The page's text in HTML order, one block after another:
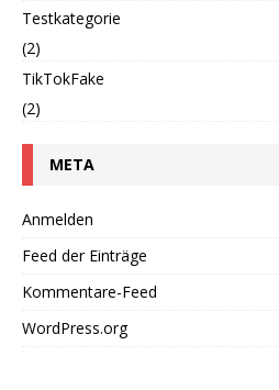
Testkategorie
(2)
TikTokFake
(2)
META
Anmelden
Feed der Einträge
Kommentare-Feed
WordPress.org